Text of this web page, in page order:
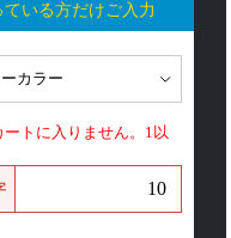
いる方だけご入力
トに入りません。1以